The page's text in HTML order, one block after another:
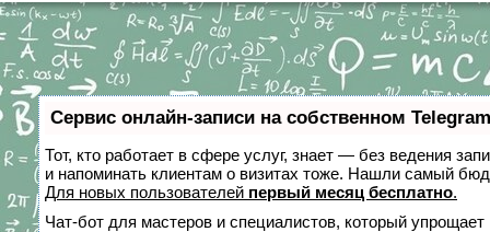
Сервис онлайн-записи на собственном
Тот, кто работает в сфере услуг, знает — без ведения
и напоминать клиентам о визитах тоже. Нашли самый
Для новых пользователей первый месяц бесплатно.
Чат-бот для мастеров и специалистов, который упрощает